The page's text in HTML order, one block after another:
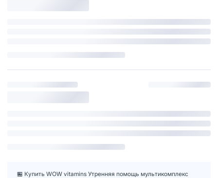
🏪 Купить WOW vitamins Утренняя помощь мультикомплекс